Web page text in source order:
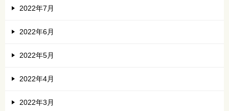
2022年7月
2022年6月
2022年5月
2022年4月
2022年3月